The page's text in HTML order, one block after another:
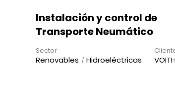
Instalación y control de
Transporte Neumático
Sector
Renovables Hidroeléctricas